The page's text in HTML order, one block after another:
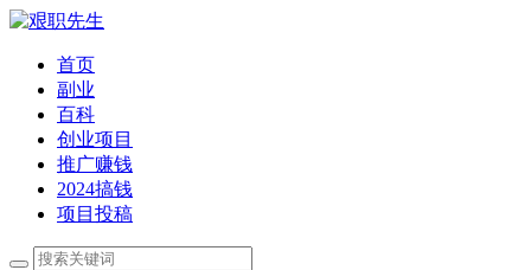
首页
副业
百科
创业项目
推广赚钱
2024搞钱
项目投稿